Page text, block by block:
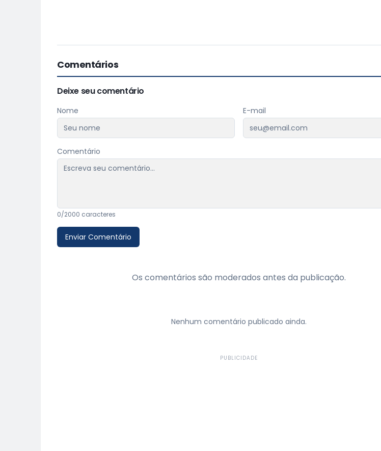
Comentários
Deixe seu comentário
Nome E-mail
Comentário
0/2000 caracteres
Enviar Comentário
Os comentários são moderados antes da publicação.
Nenhum comentário publicado ainda.
PUBLICIDADE